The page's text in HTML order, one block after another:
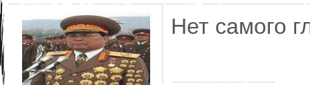
Нет самого